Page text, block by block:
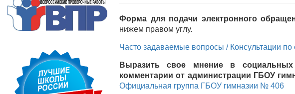
Форма для подачи электронного
нижем правом углу.
Часто задаваемые вопросы / Консультации
Выразить свое мнение в социальных
комментарии от администрации ГБОУ
Официальная группа ГБОУ гимназии № 406